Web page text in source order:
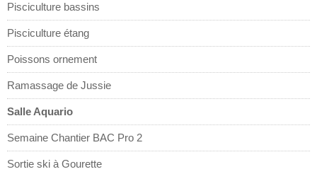
Pisciculture bassins
Pisciculture étang
Poissons ornement
Ramassage de Jussie
Salle Aquario
Semaine Chantier BAC Pro 2
Sortie ski à Gourette